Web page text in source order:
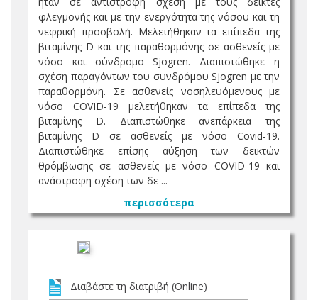
φλεγμονής και με την ενεργότητα της νόσου και τη
νεφρική προσβολή. Μελετήθηκαν τα επίπεδα της
βιταμίνης D και της παραθορμόνης σε ασθενείς με
νόσο και σύνδρομο Sjogren. Διαπιστώθηκε η
σχέση παραγόντων του συνδρόμου Sjogren με την
παραθορμόνη. Σε ασθενείς νοσηλευόμενους με
νόσο COVID-19 μελετήθηκαν τα επίπεδα της
βιταμίνης D. Διαπιστώθηκε ανεπάρκεια της
βιταμίνης D σε ασθενείς με νόσο Covid-19.
Διαπιστώθηκε επίσης αύξηση των δεικτών
θρόμβωσης σε ασθενείς με νόσο COVID-19 και
ανάστροφη σχέση των δε ...
περισσότερα
Διαβάστε τη διατριβή (Online)